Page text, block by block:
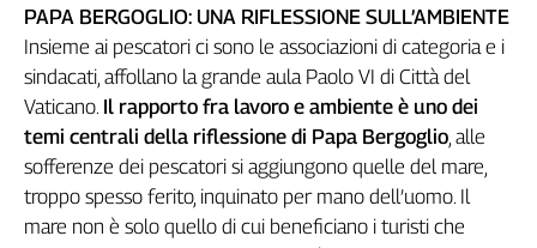
ragione
120
anni
Cgil
Collettiva
Academy
Collettiva
Play
PAPA BERGOGLIO: UNA RIFLESSIONE SULL’AMBIENTE
Insieme ai pescatori ci sono le associazioni di categoria e i
sindacati, affollano la grande aula Paolo VI di Città del
Vaticano. Il rapporto fra lavoro e ambiente è uno dei
temi centrali della riflessione di Papa Bergoglio, alle
sofferenze dei pescatori si aggiungono quelle del mare,
troppo spesso ferito, inquinato per mano dell’uomo. Il
mare non è solo quello di cui beneficiano i turisti che